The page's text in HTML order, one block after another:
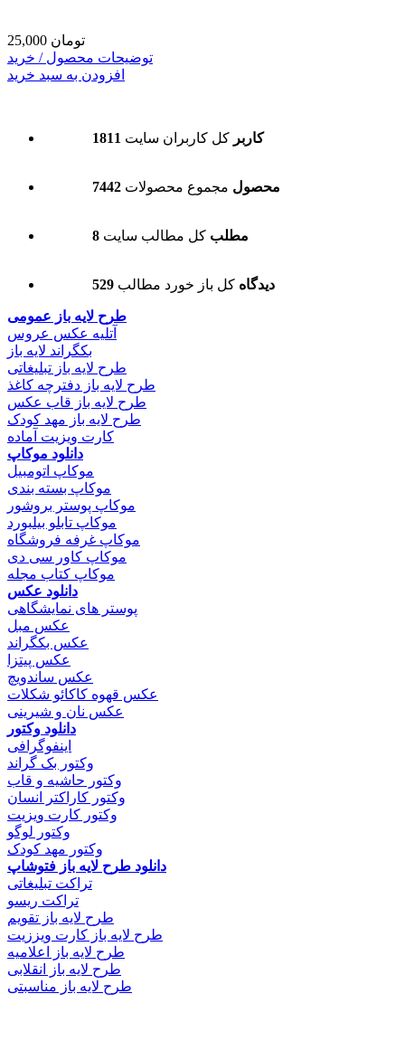
25,000 تومان
توضیحات محصول / خرید
افزودن به سبد خرید
1811 کاربر کل کاربران سایت
7442 محصول مجموع محصولات
8 مطلب کل مطالب سایت
529 دیدگاه کل باز خورد مطالب
طرح لایه باز عمومی
آتلیه عکس عروس
بکگراند لایه باز
طرح لایه باز تبلیغاتی
طرح لایه باز دفترچه کاغذ
طرح لایه باز قاب عکس
طرح لایه باز مهد کودک
کارت ویزیت آماده
دانلود موکاپ
موکاپ اتومبیل
موکاپ بسته بندی
موکاپ پوستر بروشور
موکاپ تابلو بیلبورد
موکاپ غرفه فروشگاه
موکاپ کاور سی دی
موکاپ کتاب مجله
دانلود عکس
پوستر های نمایشگاهی
عکس مبل
عکس بکگراند
عکس پیتزا
عکس ساندویچ
عکس قهوه کاکائو شکلات
عکس نان و شیرینی
دانلود وکتور
اینفوگرافی
وکتور بک گراند
وکتور حاشیه و قاب
وکتور کاراکتر انسان
وکتور کارت ویزیت
وکتور لوگو
وکتور مهد کودک
دانلود طرح لایه باز فتوشاپ
تراکت تبلیغاتی
تراکت ریسو
طرح لایه باز تقویم
طرح لایه باز کارت ویززیت
طرح لایه باز اعلامیه
طرح لایه باز انقلابی
طرح لایه باز مناسبتی